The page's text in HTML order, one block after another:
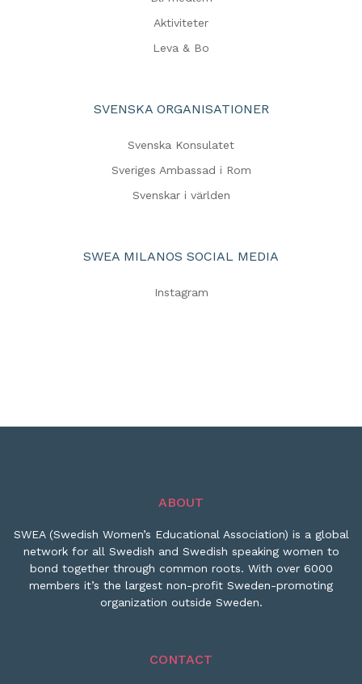
Aktiviteter
Leva & Bo
SVENSKA ORGANISATIONER
Svenska Konsulatet
Sveriges Ambassad i Rom
Svenskar i världen
SWEA MILANOS SOCIAL MEDIA
Instagram
ABOUT
SWEA (Swedish Women’s Educational Association) is a global
network for all Swedish and Swedish speaking women to
bond together through common roots. With over 6000
members it’s the largest non-profit Sweden-promoting
organization outside Sweden.
CONTACT